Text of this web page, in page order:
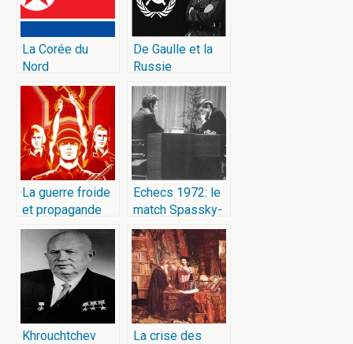
La Corée du
Nord
De Gaulle et la
Russie
La guerre froide
et propagande
au cinéma
Echecs 1972: le
match Spassky-
Fischer
Khrouchtchev
La crise des